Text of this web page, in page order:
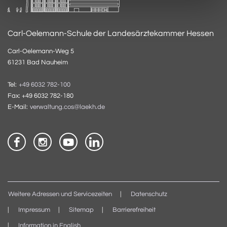
Carl-Oelemann-Schule der Landesärztekammer Hessen
Carl-Oelemann-Weg 5
61231 Bad Nauheim
Tel: +49 6032 782-100
Fax: +49 6032 782-180
E-Mail: verwaltung.cos@laekh.de
Weitere Adressen und Servicezeiten Datenschutz
Impressum Sitemap Barrierefreiheit